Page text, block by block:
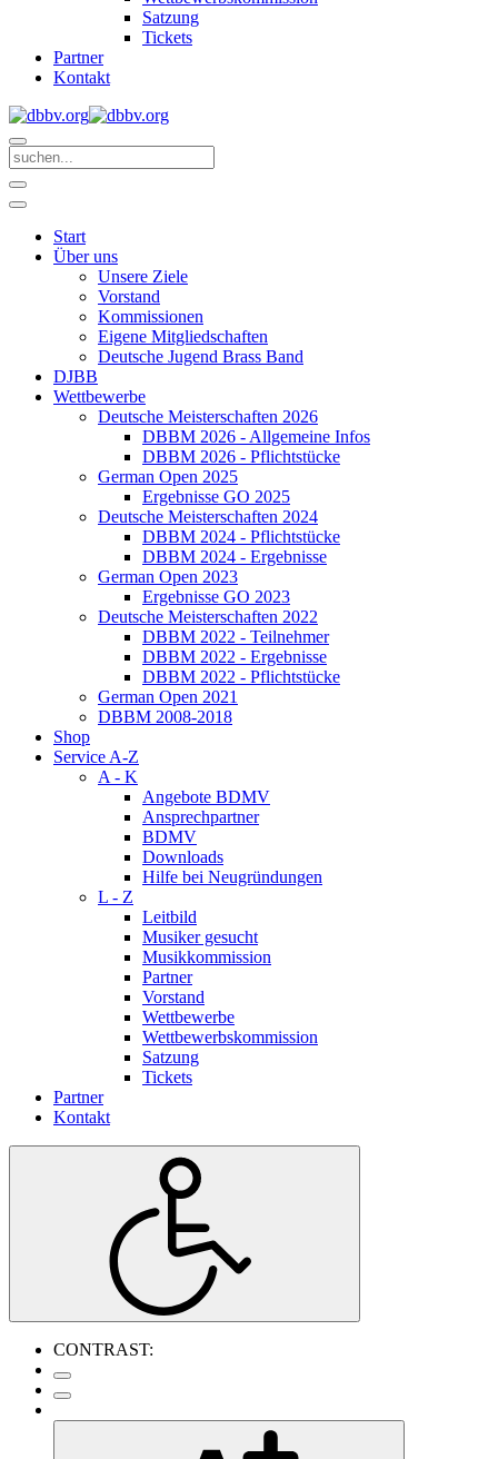
Satzung
Tickets
Partner
Kontakt
Start
Über uns
Unsere Ziele
Vorstand
Kommissionen
Eigene Mitgliedschaften
Deutsche Jugend Brass Band
DJBB
Wettbewerbe
Deutsche Meisterschaften 2026
DBBM 2026 - Allgemeine Infos
DBBM 2026 - Pflichtstücke
German Open 2025
Ergebnisse GO 2025
Deutsche Meisterschaften 2024
DBBM 2024 - Pflichtstücke
DBBM 2024 - Ergebnisse
German Open 2023
Ergebnisse GO 2023
Deutsche Meisterschaften 2022
DBBM 2022 - Teilnehmer
DBBM 2022 - Ergebnisse
DBBM 2022 - Pflichtstücke
German Open 2021
DBBM 2008-2018
Shop
Service A-Z
A - K
Angebote BDMV
Ansprechpartner
BDMV
Downloads
Hilfe bei Neugründungen
L - Z
Leitbild
Musiker gesucht
Musikkommission
Partner
Vorstand
Wettbewerbe
Wettbewerbskommission
Satzung
Tickets
Partner
Kontakt
CONTRAST: